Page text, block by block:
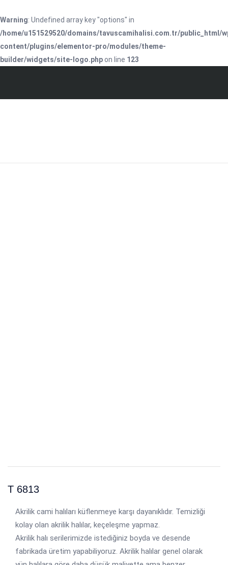
Warning: Undefined array key "options" in
/home/u151529520/domains/tavuscamihalisi.com.tr/public_html/
content/plugins/elementor-pro/modules/theme-
builder/widgets/site-logo.phpon line 123
T 6813
Akrilik cami halıları küflenmeye karşı dayanıklıdır. Temizliği
kolay olan akrilik halılar, keçeleşme yapmaz.
Akrilik halı serilerimizde istediğiniz boyda ve desende
fabrikada üretim yapabiliyoruz. Akrilik halılar genel olarak